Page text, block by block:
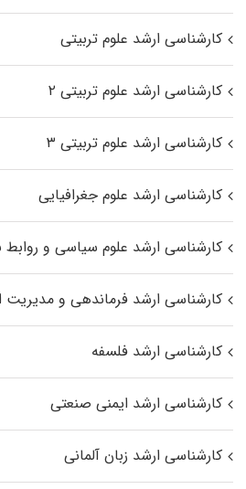
کارشناسی ارشد علوم تربیتی
کارشناسی ارشد علوم تربیتی ۲
کارشناسی ارشد علوم تربیتی ۳
کارشناسی ارشد علوم جغرافیایی
کارشناسی ارشد علوم سیاسی و روابط
کارشناسی ارشد فرماندهی و مدیریت
کارشناسی ارشد فلسفه
کارشناسی ارشد ایمنی صنعتی
کارشناسی ارشد زبان آلمانی